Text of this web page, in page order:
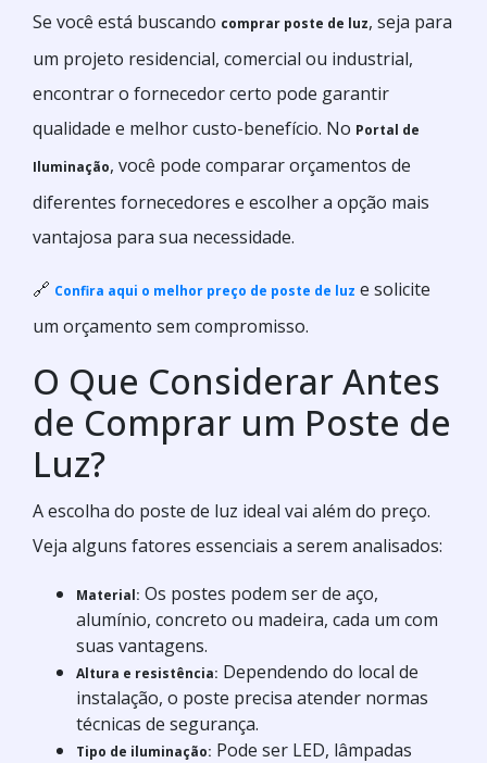
Se você está buscando comprar poste de luz, seja para
um projeto residencial, comercial ou industrial,
encontrar o fornecedor certo pode garantir
qualidade e melhor custo-benefício. No Portal de
Iluminação, você pode comparar orçamentos de
diferentes fornecedores e escolher a opção mais
vantajosa para sua necessidade.
🔗 Confira aqui o melhor preço de poste de luz e solicite
um orçamento sem compromisso.
O Que Considerar Antes
de Comprar um Poste de
Luz?
A escolha do poste de luz ideal vai além do preço.
Veja alguns fatores essenciais a serem analisados:
Material: Os postes podem ser de aço,
alumínio, concreto ou madeira, cada um com
suas vantagens.
Altura e resistência: Dependendo do local de
instalação, o poste precisa atender normas
técnicas de segurança.
Tipo de iluminação: Pode ser LED, lâmpadas